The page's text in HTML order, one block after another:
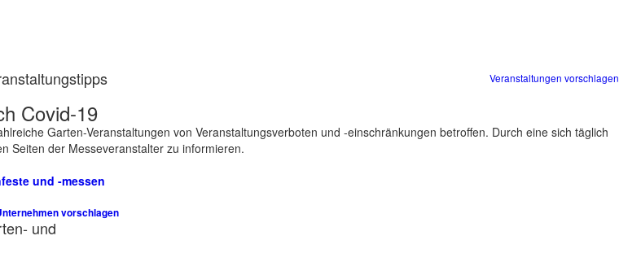
Veranstaltungen vorschlagen
Covid-19
Garten-Veranstaltungen von Veranstaltungsverboten und -einschränkungen betroffen. Durch eine sich täglich
Seiten der Messeveranstalter zu informieren.
und -messen
vorschlagen
und